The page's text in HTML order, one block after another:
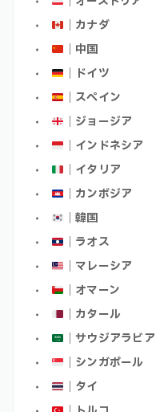
｜カナダ
｜中国
｜ドイツ
｜スペイン
｜ジョージア
｜インドネシア
｜イタリア
｜カンボジア
｜韓国
｜ラオス
｜マレーシア
｜オマーン
｜カタール
｜サウジアラビア
｜シンガポール
｜タイ